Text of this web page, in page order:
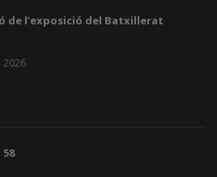
de l’exposició del Batxillerat
2026